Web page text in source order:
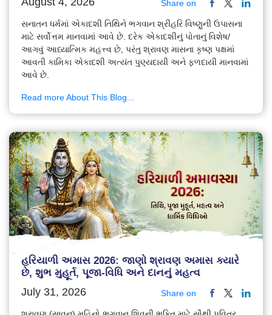
Share on
સનાતન ધર્મમાં એકાદશી તિથિને ભગવાન શ્રીહરિ વિષ્ણુની ઉપાસના
માટે સર્વોત્તમ માનવામાં આવે છે. દરેક એકાદશીનું પોતાનું વિશેષ/
આગવું આધ્યાત્મિક મહત્ત્વ છે, પરંતુ શ્રાવણ માસના કૃષ્ણ પક્ષમાં
આવતી કામિકા એકાદશી અત્યંત પુણ્યદાયી અને ફળદાયી માનવામાં
આવે છે.
Read more About This Blog...
હરિયાળી અમાસ 2026: જાણો શ્રાવણ અમાસ ક્યારે
છે, શુભ મુહૂર્ત, પૂજા-વિધિ અને દાનનું મહત્વ
July 31, 2026 Share on